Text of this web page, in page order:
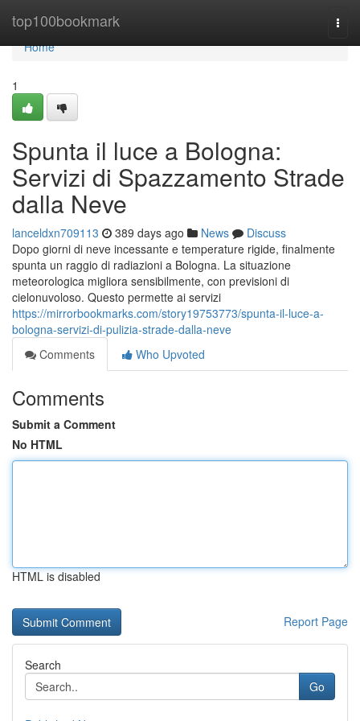
top100bookmark
Home
Home
1
Spunta il luce a Bologna:
Servizi di Spazzamento Strade
dalla Neve
lanceldxn709113 389 days ago News
Discuss
Dopo giorni di neve incessante e temperature rigide, finalmente
spunta un raggio di radiazioni a Bologna. La situazione
meteorologica migliora sensibilmente, con previsioni di
cielonuvoloso. Questo permette ai servizi
https://mirrorbookmarks.com/story19753773/spunta-il-luce-a-
bologna-servizi-di-pulizia-strade-dalla-neve
Comments
Who Upvoted
Comments
Submit a Comment
No HTML
HTML is disabled
Report Page
Search
Go